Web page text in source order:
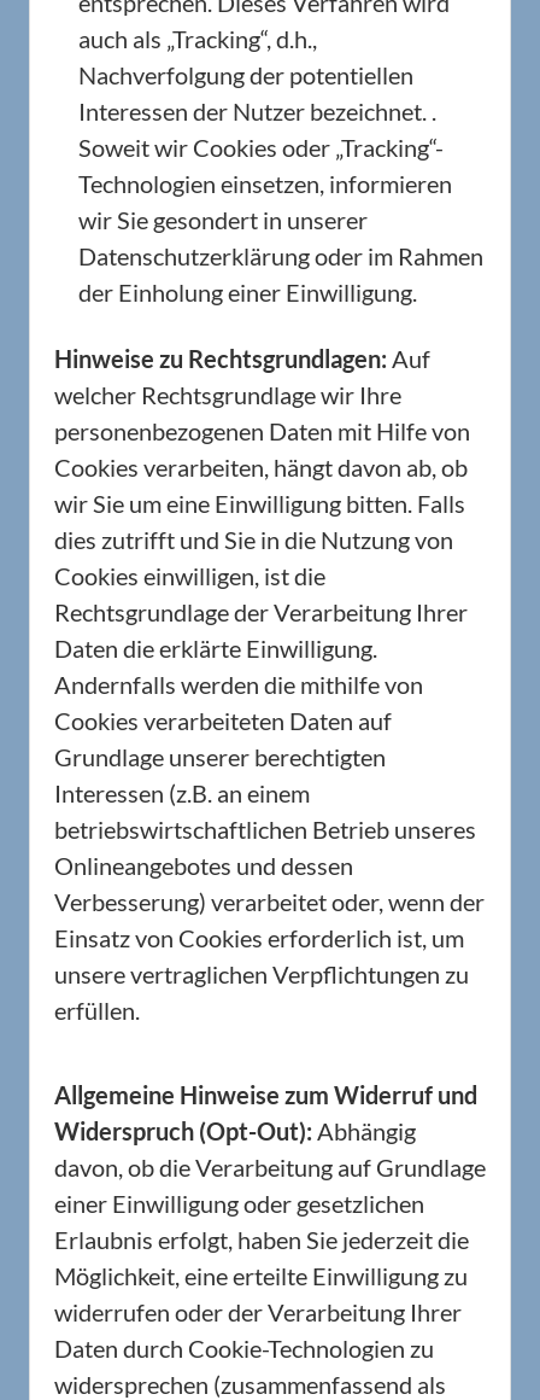
auch als „Tracking“, d.h.,
Nachverfolgung der potentiellen
Interessen der Nutzer bezeichnet. .
Soweit wir Cookies oder „Tracking“-
Technologien einsetzen, informieren
wir Sie gesondert in unserer
Datenschutzerklärung oder im Rahmen
der Einholung einer Einwilligung.
Hinweise zu Rechtsgrundlagen: Auf
welcher Rechtsgrundlage wir Ihre
personenbezogenen Daten mit Hilfe von
Cookies verarbeiten, hängt davon ab, ob
wir Sie um eine Einwilligung bitten. Falls
dies zutrifft und Sie in die Nutzung von
Cookies einwilligen, ist die
Rechtsgrundlage der Verarbeitung Ihrer
Daten die erklärte Einwilligung.
Andernfalls werden die mithilfe von
Cookies verarbeiteten Daten auf
Grundlage unserer berechtigten
Interessen (z.B. an einem
betriebswirtschaftlichen Betrieb unseres
Onlineangebotes und dessen
Verbesserung) verarbeitet oder, wenn der
Einsatz von Cookies erforderlich ist, um
unsere vertraglichen Verpflichtungen zu
erfüllen.
Allgemeine Hinweise zum Widerruf und
Widerspruch (Opt-Out): Abhängig
davon, ob die Verarbeitung auf Grundlage
einer Einwilligung oder gesetzlichen
Erlaubnis erfolgt, haben Sie jederzeit die
Möglichkeit, eine erteilte Einwilligung zu
widerrufen oder der Verarbeitung Ihrer
Daten durch Cookie-Technologien zu
widersprechen (zusammenfassend als